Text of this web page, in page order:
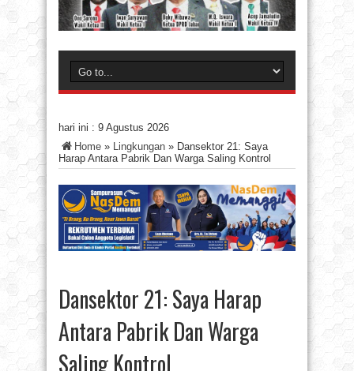
hari ini : 9 Agustus 2026
Home » Lingkungan » Dansektor 21: Saya
Harap Antara Pabrik Dan Warga Saling Kontrol
Dansektor 21: Saya Harap
Antara Pabrik Dan Warga
Saling Kontrol